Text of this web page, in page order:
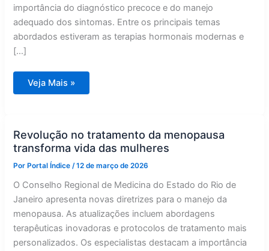
importância do diagnóstico precoce e do manejo
adequado dos sintomas. Entre os principais temas
abordados estiveram as terapias hormonais modernas e
[…]
Evento
médico
a
menopausa
Veja Mais »
Revolução no tratamento da menopausa
transforma vida das mulheres
PorPortal Índice /12 de março de 2026
O Conselho Regional de Medicina do Estado do Rio de
Janeiro apresenta novas diretrizes para o manejo da
menopausa. As atualizações incluem abordagens
terapêuticas inovadoras e protocolos de tratamento mais
personalizados. Os especialistas destacam a importância